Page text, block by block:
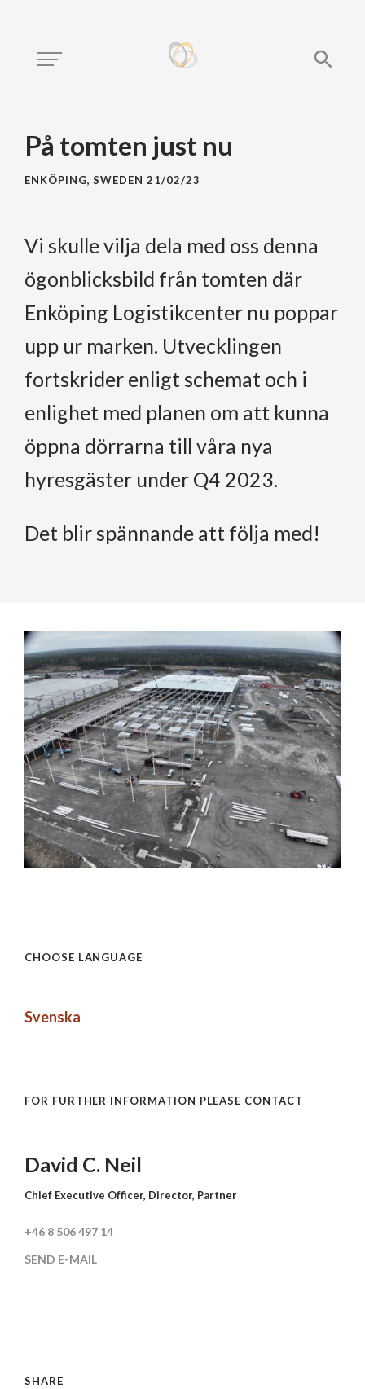
På tomten just nu
ENKÖPING, SWEDEN 21/02/23
Vi skulle vilja dela med oss denna
ögonblicksbild från tomten där
Enköping Logistikcenter nu poppar
upp ur marken. Utvecklingen
fortskrider enligt schemat och i
enlighet med planen om att kunna
öppna dörrarna till våra nya
hyresgäster under Q4 2023.
Det blir spännande att följa med!
CHOOSE LANGUAGE
Svenska
FOR FURTHER INFORMATION PLEASE CONTACT
David C. Neil
Chief Executive Officer, Director, Partner
+46 8 506 497 14
SEND E-MAIL
SHARE